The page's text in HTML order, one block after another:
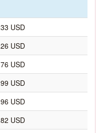
USD
USD
USD
USD
USD
USD